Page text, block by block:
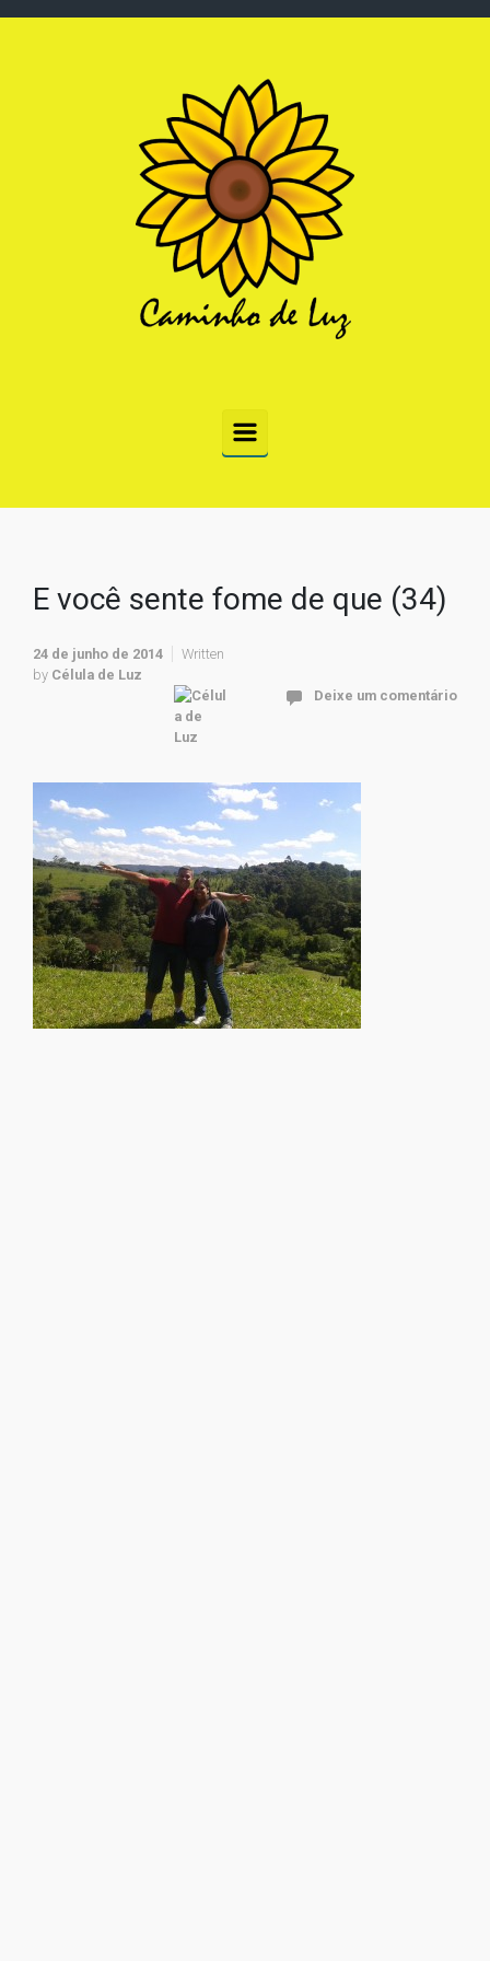
E você sente fome de que (34)
24 de junho de 2014
Written
by Célula de Luz
Deixe um comentário